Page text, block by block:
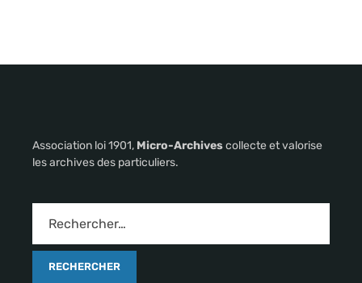
Association loi 1901, Micro-Archivescollecte et valorise
les archives des particuliers.